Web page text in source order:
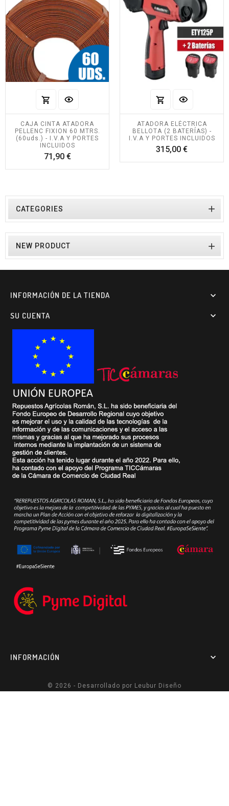
CAJA CINTA ATADORA
PELLENC FIXION 60 MTRS.
(60uds.) - I.V.A Y PORTES
INCLUIDOS
71,90 €Precio
ATADORA ELÉCTRICA
BELLOTA (2 BATERÍAS) -
I.V.A Y PORTES INCLUIDOS
315,00 €Precio
CATEGORIES 
NEW PRODUCT 
INFORMACIÓN DE LA TIENDA 
SU CUENTA 
INFORMACIÓN 
© 2026 - Desarrollado por Leubur Diseño